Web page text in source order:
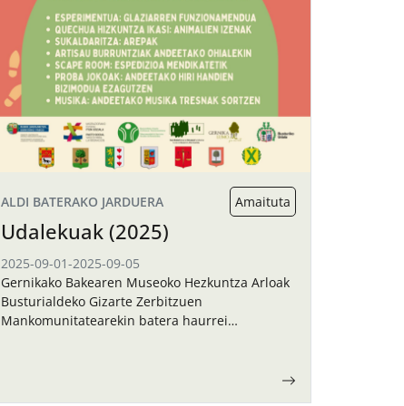
ALDI BATERAKO JARDUERA Amaituta
Udalekuak (2025)
2025-09-01-2025-09-05
Gernikako Bakearen Museoko Hezkuntza Arloak
Busturialdeko Gizarte Zerbitzuen
Mankomunitatearekin batera haurrei